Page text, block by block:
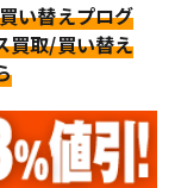
い替えプログ
買取/買い替え